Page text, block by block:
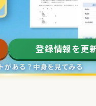
登録情報を更
がある？中身を見てみる